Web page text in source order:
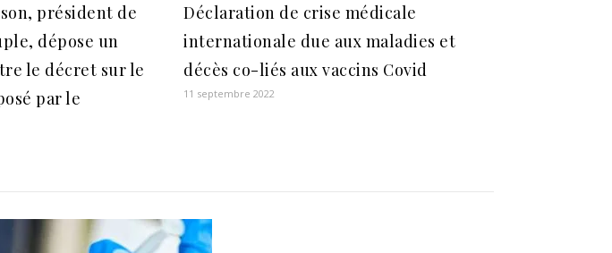
président de
dépose un
le décret sur le
par le
Déclaration de crise médicale
internationale due aux maladies et
décès co-liés aux vaccins Covid
11 septembre 2022